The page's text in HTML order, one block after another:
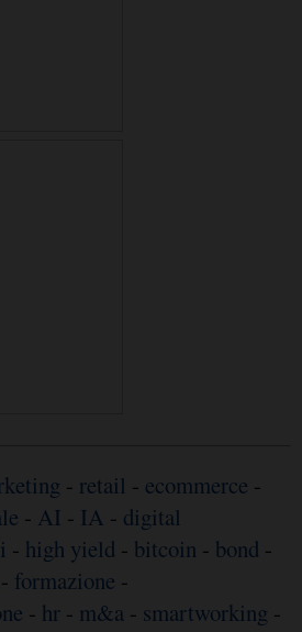
- retail - ecommerce -
- AI - IA - digital
- high yield - bitcoin - bond -
- formazione -
- hr - m&a - smartworking -